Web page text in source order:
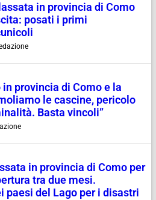
in provincia di Como
posati i primi
in provincia di Como e la
le cascine, pericolo
Basta vincoli”
in provincia di Como per
tra due mesi.
paesi del Lago per i disastri